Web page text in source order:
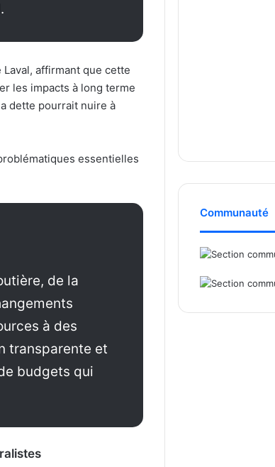
Laval, affirmant que cette
les impacts à long terme
dette pourrait nuire à
essentielles
de la
à des
transparente et
budgets qui
Communauté